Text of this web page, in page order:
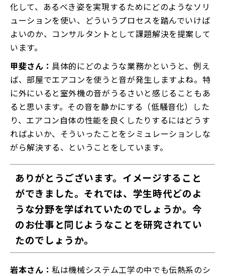
化して、あるべき姿を実現するためにどのようなソリ
ューションを使い、どういうプロセスを踏んでいけば
よいのか、コンサルタントとして課題解決を提案して
います。
甲斐さん：具体的にどのような業務かというと、例え
ば、部屋でエアコンを使うと音が発生しますよね。特
に外にいると室外機の音がうるさいと感じることもあ
ると思います。その音を静かにする（低騒音化）した
り、エアコン自体の性能を良くしたりするにはどうす
ればよいか、そういったことをシミュレーションしな
がら解決する、ということをしています。
ありがとうございます。イメージすること
ができました。それでは、学生時代どのよ
うな分野を学ばれていたのでしょうか。今
のお仕事と同じようなことを研究されてい
たのでしょうか。
岩本さん：私は機械システム工学の中でも伝熱系のシ